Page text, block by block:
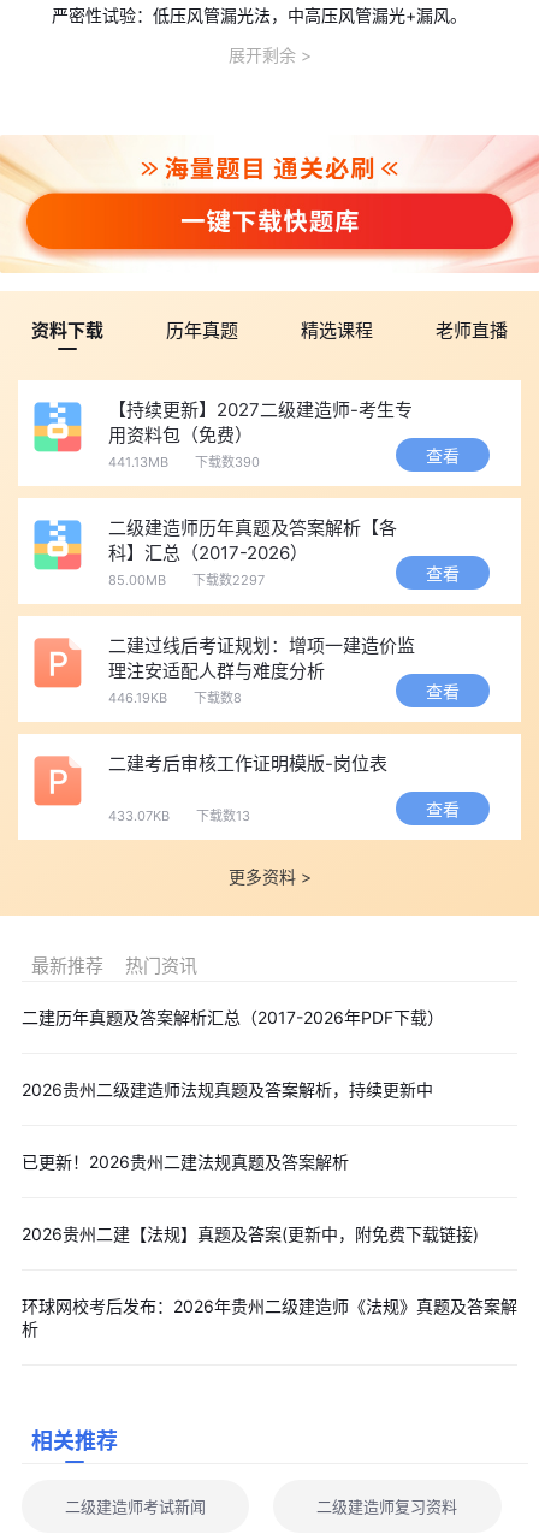
严密性试验：低压风管漏光法，中高压风管漏光+漏风。
合格标准：出水口水色、透明度与入口一致。
(二)2024年《建设工程施工管理》真题(节选)
建设工程项目管理的核心任务是()。
A.成本控制B.质量控制C.目标控制D.安全管理
【答案】C
某工程网络计划中，关键线路是指()的线路。
A.总时差为零B.自由时差为零C.持续时间最长D.工作最多
【答案】C
【解析】关键线路是总持续时间最长的线路;关键工作总时差
=0。
(三)2023年《工程法规及相关知识》真题(节选)
1.单项选择题
建筑工程施工许可证的有效期为()。
A.1个月B.3个月C.6个月D.12个月
必须招标的工程项目，施工单项合同估算价在()万元以上的，
【解析】施工≥400万、重要设备≥200万、勘察监理≥100万必
须招标。
建造师考生<报考+备考>全程资料包，点击免费下载(含
二、真题高效使用方法(提分关键)
限时模考：实务3小时、公共课2小时，模拟考场节奏;
案例专项：机电案例重点练起重、焊接、管道、电气、通风消
三、二建历年真题错题复盘与提分技巧
定期回看错题内容，反复强化记忆，避免同类错误重复出现。
同时，可以横向对比近几年二建历年真题，梳理考点重复考查规
律，重点巩固连年出现的核心内容。搭配教材考点精讲一起学习，
展开剩余
资料下载 历年真题 精选课程 老师直播
【持续更新】2027二级建造师-考生专
用资料包（免费）
441.13MB 下载数390 查看
二级建造师历年真题及答案解析【各
科】汇总（2017-2026）
85.00MB 下载数2297 查看
二建过线后考证规划：增项一建造价监
理注安适配人群与难度分析
446.19KB 下载数8 查看
二建考后审核工作证明模版-岗位表
433.07KB 下载数13 查看
更多资料 >
最新推荐 热门资讯
二建历年真题及答案解析汇总（2017-2026年PDF下载）
2026贵州二级建造师法规真题及答案解析，持续更新中
已更新！2026贵州二建法规真题及答案解析
2026贵州二建【法规】真题及答案(更新中，附免费下载链接)
环球网校考后发布：2026年贵州二级建造师《法规》真题及答案解
析
相关推荐
二级建造师考试新闻 二级建造师复习资料